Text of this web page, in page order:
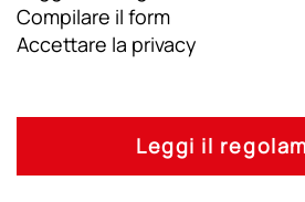
Compilare il form
Accettare la privacy
Leggi il